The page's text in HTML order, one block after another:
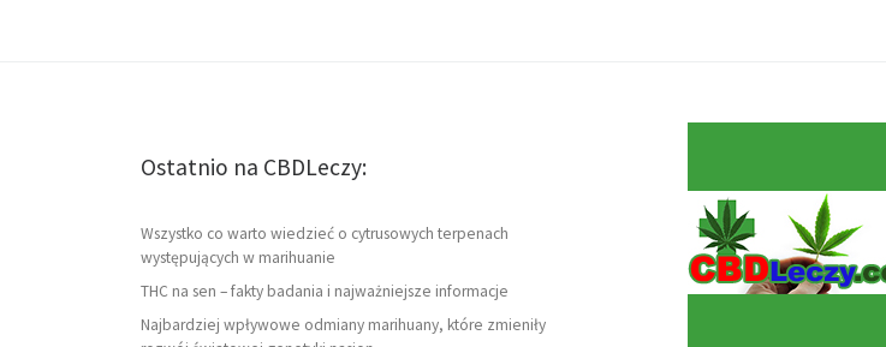
Ostatnio na CBDLeczy:
Wszystko co warto wiedzieć o cytrusowych terpenach
występujących w marihuanie
THC na sen – fakty badania i najważniejsze informacje
Najbardziej wpływowe odmiany marihuany, które zmieniły